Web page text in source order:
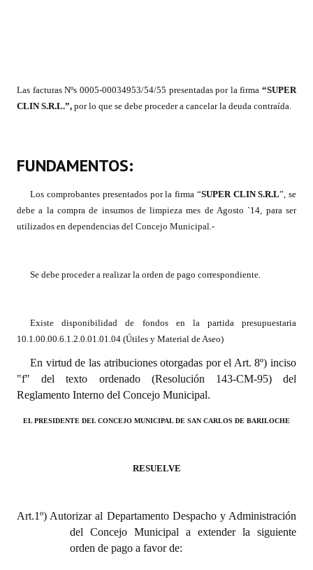
Dictámenes Asesoría Letrada
Informes de Unidad Coordinadora
Ejecución Presupuestaria
Actas de Audiencias Públicas
Comunicaciones
Resoluciones
Resoluciones de Presidencia
INSTITUCIONAL
Datos Históricos
Premio al Mérito - Registro
Las facturas Nºs 0005-00034953/54/55 presentadas por la firma “SUPER
CLIN S.R.L.”, por lo que se debe proceder a cancelar la deuda contraída.
FUNDAMENTOS:
Los comprobantes presentados por la firma “SUPER CLIN S.R.L”, se
debe a la compra de insumos de limpieza mes de Agosto `14, para ser
utilizados en dependencias del Concejo Municipal.-
Se debe proceder a realizar la orden de pago correspondiente.
Existe disponibilidad de fondos en la partida presupuestaria
10.1.00.00.6.1.2.0.01.01.04 (Útiles y Material de Aseo)
En virtud de las atribuciones otorgadas por el Art. 8º) inciso
"f" del texto ordenado (Resolución 143-CM-95) del
Reglamento Interno del Concejo Municipal.
EL PRESIDENTE DEL CONCEJO MUNICIPAL DE SAN CARLOS DE BARILOCHE
RESUELVE
Art.1º) Autorizar al Departamento Despacho y Administración
del Concejo Municipal a extender la siguiente
orden de pago a favor de: